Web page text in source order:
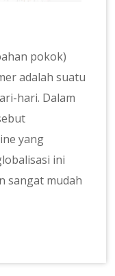
pokok)
adalah suatu
hari. Dalam
yang
ini
sangat mudah